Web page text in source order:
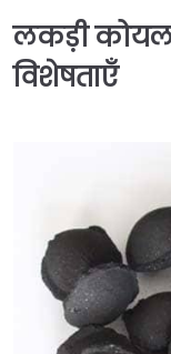
लकड़ी
विशेषताएँ